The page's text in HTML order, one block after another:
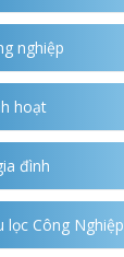
nghiệp
hoạt
đình
lọc Công Nghiệp